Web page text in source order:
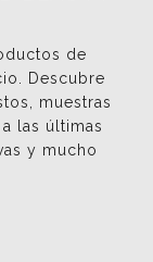
de
Descubre
muestras
las últimas
y mucho